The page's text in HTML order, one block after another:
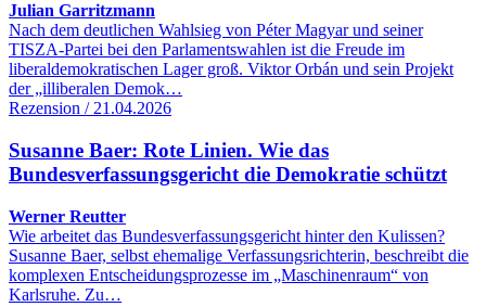
Julian Garritzmann
Nach dem deutlichen Wahlsieg von Péter Magyar und seiner
TISZA-Partei bei den Parlamentswahlen ist die Freude im
liberaldemokratischen Lager groß. Viktor Orbán und sein Projekt
der „illiberalen Demok…
Rezension / 21.04.2026
Susanne Baer: Rote Linien. Wie das
Bundesverfassungsgericht die Demokratie schützt
Werner Reutter
Wie arbeitet das Bundesverfassungsgericht hinter den Kulissen?
Susanne Baer, selbst ehemalige Verfassungsrichterin, beschreibt die
komplexen Entscheidungsprozesse im „Maschinenraum“ von
Karlsruhe. Zu…